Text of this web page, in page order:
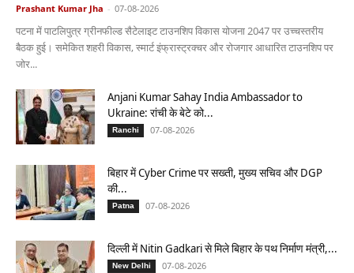
Prashant Kumar Jha - 07-08-2026
पटना में पाटलिपुत्र ग्रीनफील्ड सैटेलाइट टाउनशिप विकास योजना 2047 पर उच्चस्तरीय
बैठक हुई। समेकित शहरी विकास, स्मार्ट इंफ्रास्ट्रक्चर और रोजगार आधारित टाउनशिप पर
जोर...
Anjani Kumar Sahay India Ambassador to
Ukraine: रांची के बेटे को...
Ranchi 07-08-2026
बिहार में Cyber Crime पर सख्ती, मुख्य सचिव और DGP
की...
Patna 07-08-2026
दिल्ली में Nitin Gadkari से मिले बिहार के पथ निर्माण मंत्री,...
New Delhi 07-08-2026